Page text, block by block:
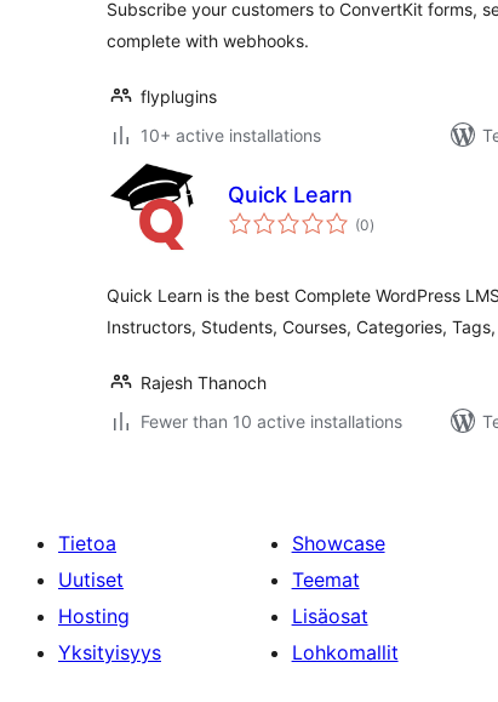
Subscribe your customers to ConvertKit forms,
complete with webhooks.
flyplugins
10+ active installations
Quick Learn
(0arvosanat
yhteensä
)
Quick Learn is the best Complete WordPress
Instructors, Students, Courses, Categories,
Rajesh Thanoch
Fewer than 10 active installations
Tietoa
Uutiset
Hosting
Yksityisyys
Showcase
Teemat
Lisäosat
Lohkomallit